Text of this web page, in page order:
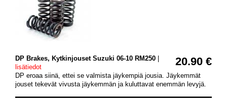
20.90 €
DP Brakes, Kytkinjouset Suzuki 06-10 RM250
lisätiedot
DP eroaa siinä, ettei se valmista jäykempiä jousia. Jäykemmät
jouset tekevät vivusta jäykemmän ja kuluttavat enemmän levyjä.